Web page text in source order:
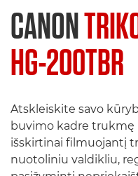
CANON
HG-200TBR
Atskleiskite savo
buvimo kadre trukmę
išskirtinai filmuojantį
nuotoliniu valdikliu,